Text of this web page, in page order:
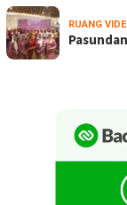
RUANG